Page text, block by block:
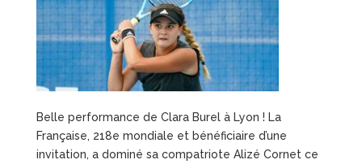
Belle performance de Clara Burel à Lyon ! La
Française, 218e mondiale et bénéficiaire d’une
invitation, a dominé sa compatriote Alizé Cornet ce